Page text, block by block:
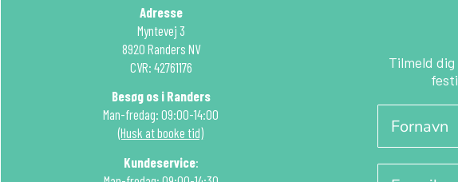
Adresse
Myntevej 3
8920 Randers NV
CVR: 42761176
Besøg os i Randers
Man-fredag: 09:00-14:00
(Husk at booke tid)
Kundeservice:
Tilmeld